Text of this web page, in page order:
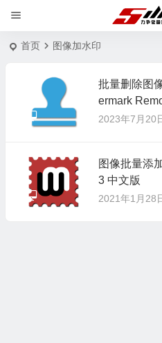
首页 图像加水印
批量删除图
ermark
2023年7月20
图像批量添
3 中文版
2021年1月28